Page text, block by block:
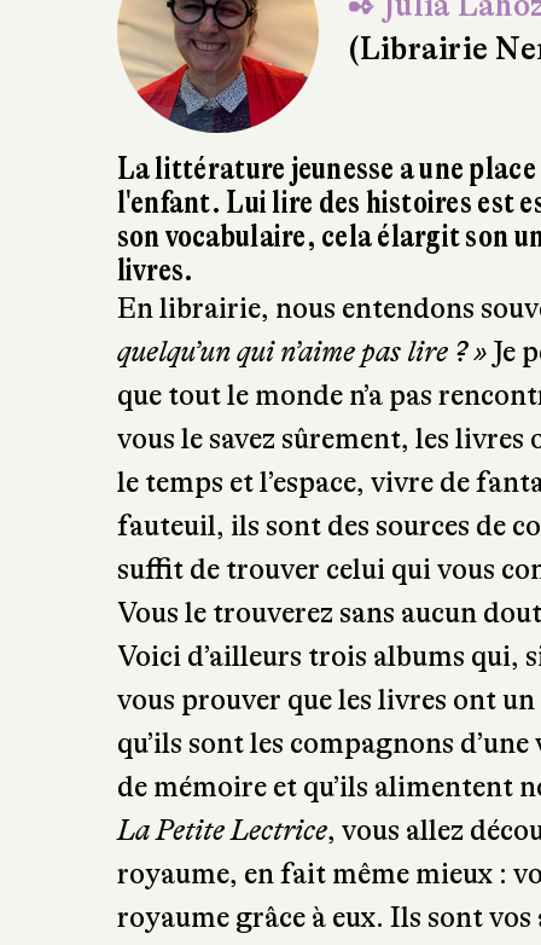
✒ Julia
La littérature jeunesse a une
l'enfant. Lui lire des histoires est
son vocabulaire, cela élargit son
livres.
En librairie, nous entendons
quelqu’un qui n’aime pas lire ? »Je
que tout le monde n’a pas
vous le savez sûrement, les
le temps et l’espace, vivre de
fauteuil, ils sont des sources de
suffit de trouver celui qui vous
Vous le trouverez sans aucun
Voici d’ailleurs trois albums qui,
vous prouver que les livres ont
qu’ils sont les compagnons
de mémoire et qu’ils alimentent
La Petite Lectrice , vous allez
royaume, en fait même mieux :